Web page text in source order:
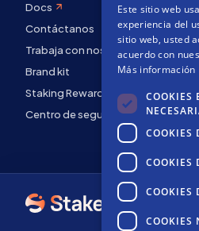
Docs
Contáctanos
Trabaja con nosotros
Brand kit
Staking Rewards
Centro de seguridad
Este sitio web
experiencia del
sitio web, usted
acuerdo con
Más información
COOKIES
COOKIES
COOKIES
COOKIES
COOKIES